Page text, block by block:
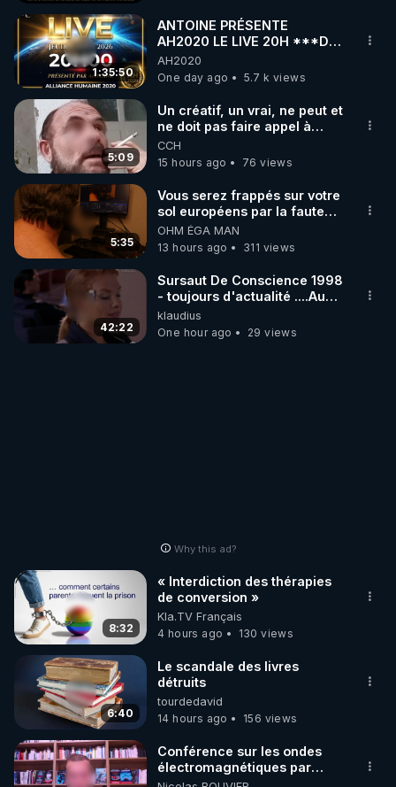
1:35:50
ANTOINE PRÉSENTE
AH2020 LE LIVE 20H ***DU
06/08/2026***
AH2020
One day ago
5.7 k views
5:09
Un créatif, un vrai, ne peut et
ne doit pas faire appel à
l'intelligence artificielle
CCH
15 hours ago
76 views
5:35
Vous serez frappés sur votre
sol européens par la faute
des dirigeants qui s'en
mettent dans le nez
OHM ÉGA MAN
13 hours ago
311 views
42:22
Sursaut De Conscience 1998
- toujours d'actualité ....Au
Dela Du Réel
klaudius
One hour ago
29 views
Why this ad?
8:32
« Interdiction des thérapies
de conversion »
Kla.TV Français
4 hours ago
130 views
6:40
Le scandale des livres
détruits
tourdedavid
14 hours ago
156 views
Conférence sur les ondes
électromagnétiques par
Grégoire Caustru et Bart de